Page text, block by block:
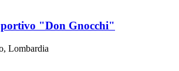
"Don Gnocchi"
, Lombardia